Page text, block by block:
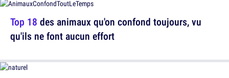
Top 18 des animaux qu'on confond toujours, vu
qu'ils ne font aucun effort